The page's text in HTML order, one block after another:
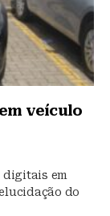
veículo
digitais em
do